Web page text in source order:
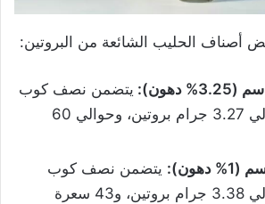
أصناف الحليب الشائعة من البروتين:
دهون):
يتضمن نصف كوب
(100 مل) حوالي 3.27 جرام بروتين، وحوالي 60
دهون):
يتضمن نصف كوب
(100 مل) حوالي 3.38 جرام بروتين، و43 سعرة